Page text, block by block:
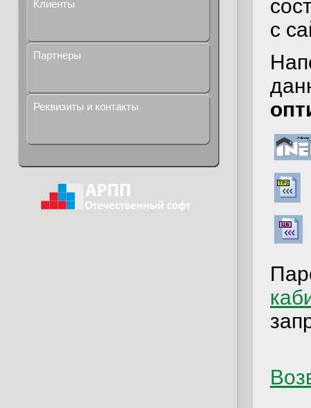
Клиенты
Партнеры
Реквизиты и контакты
с